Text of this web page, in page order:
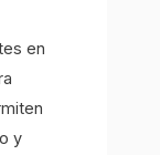
en
y